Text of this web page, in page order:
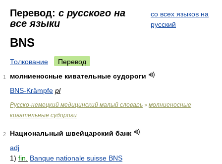
Перевод: с русского на
все языки
со всех языков на
русский
BNS
Толкование Перевод
1
молниеносные кивательные судороги
BNS-Krämpfe pl
Руccко-немецкий медицинский малый словарь > молниеносные
кивательные судороги
2
Национальный швейцарский банк
adj
1) fin.
Banque nationale suisse BNS